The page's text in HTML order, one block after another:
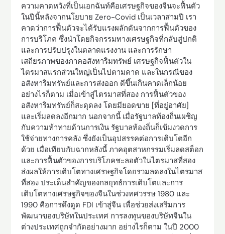
ความคาดหวังที่เป็นเอกฉันท์คือเศรษฐกิจของจีนจะฟื้นตัว
ในปีนี้หลังจากนโยบาย Zero-Covid เป็นเวลาสามปี เรา
คาดว่าการฟื้นตัวจะได้รับแรงผลักดันจากการฟื้นตัวของ
การบริโภค ซึ่งนำโดยกิจกรรมทางเศรษฐกิจที่กลับสู่ปกติ
และการปรับปรุงในตลาดแรงงาน และการรักษา
เสถียรภาพของภาคอสังหาริมทรัพย์ เศรษฐกิจฟื้นตัวใน
ไตรมาสแรกส่วนใหญ่เป็นไปตามคาด และในกรณีของ
อสังหาริมทรัพย์และการส่งออก ดีขึ้นเกินคาดเล็กน้อย
อย่างไรก็ตาม เมื่อเข้าสู่ไตรมาสที่สอง การฟื้นตัวของ
อสังหาริมทรัพย์ก็สะดุดลง โดยมียอดขาย [ที่อยู่อาศัย]
และเริ่มลดลงอีกมาก นอกจากนี้ เมื่อรัฐบาลท้องถิ่นเผชิญ
กับความท้าทายด้านการเงิน รัฐบาลท้องถิ่นก็เข้มงวดการ
ใช้จ่ายทางการคลัง ซึ่งยังเป็นอุปสรรคต่อการเติบโตอีก
ด้วย เมื่อเทียบกับฉากหลังนี้ ภาคอุตสาหกรรมเริ่มลดสต็อก
และการฟื้นตัวของการบริโภคชะลอตัวในไตรมาสที่สอง
ส่งผลให้การเติบโตทางเศรษฐกิจโดยรวมลดลงในไตรมาส
ที่สอง ประเด็นสำคัญของกลยุทธ์การเติบโตและการ
เติบโตทางเศรษฐกิจของจีนในช่วงทศวรรษ 1980 และ
1990 คือการดึงดูด FDI เข้าสู่จีน เพื่อช่วยส่งเสริมการ
พัฒนาของบริษัทในประเทศ การลงทุนของบริษัทจีนใน
ต่างประเทศถูกจำกัดอย่างมาก อย่างไรก็ตาม ในปี 2000